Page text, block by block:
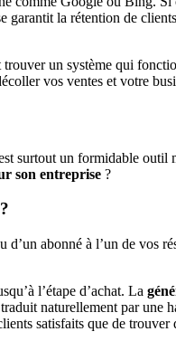
la rétention de
un système qui
vos ventes et votre
surtout un formidable
son entreprise ?
abonné à l’un de vos
l’étape d’achat. La
naturellement par une
satisfaits que de trouver